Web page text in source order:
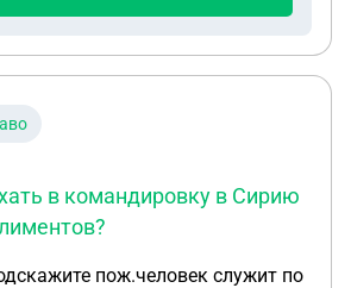
в командировку в Сирию
пож.человек служит по